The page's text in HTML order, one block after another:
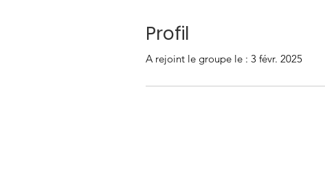
Profil
A rejoint le groupe le : 3 févr. 2025